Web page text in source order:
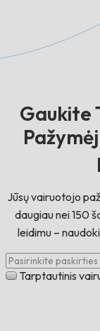
Gaukite
Jūsų vairuotojo
daugiau nei 150
leidimu –
Tarptautinis